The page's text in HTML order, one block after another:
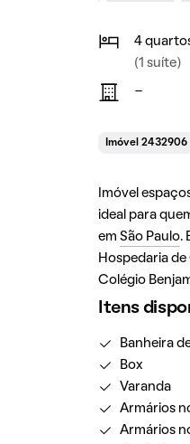
4
(1 suíte)
-
Imóvel 2432906
Imóvel
ideal para
em São Paulo.
Hospedaria de
Colégio
Itens
Banheira
Box
Varanda
Armários
Armários